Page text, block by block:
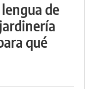
de
qué